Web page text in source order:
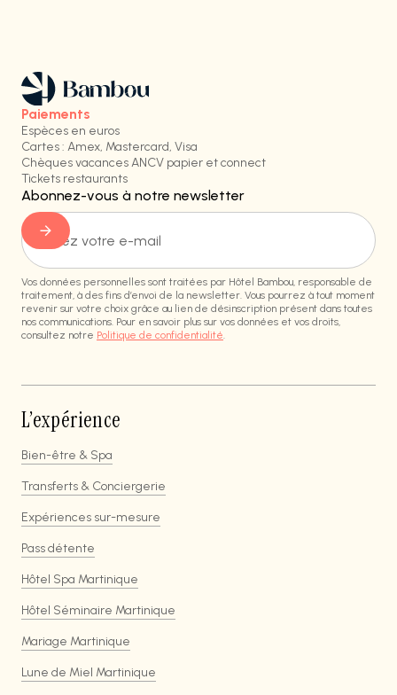
Paiements
Espèces en euros
Cartes : Amex, Mastercard, Visa
Chèques vacances ANCV papier et connect
Tickets restaurants
Abonnez-vous à notre newsletter
Vos données personnelles sont traitées par Hôtel Bambou, responsable de
traitement, à des fins d’envoi de la newsletter. Vous pourrez à tout moment
revenir sur votre choix grâce au lien de désinscription présent dans toutes
nos communications. Pour en savoir plus sur vos données et vos droits,
consultez notre Politique de confidentialité.
L’expérience
Bien-être & Spa
Transferts & Conciergerie
Expériences sur-mesure
Pass détente
Hôtel Spa Martinique
Hôtel Séminaire Martinique
Mariage Martinique
Lune de Miel Martinique